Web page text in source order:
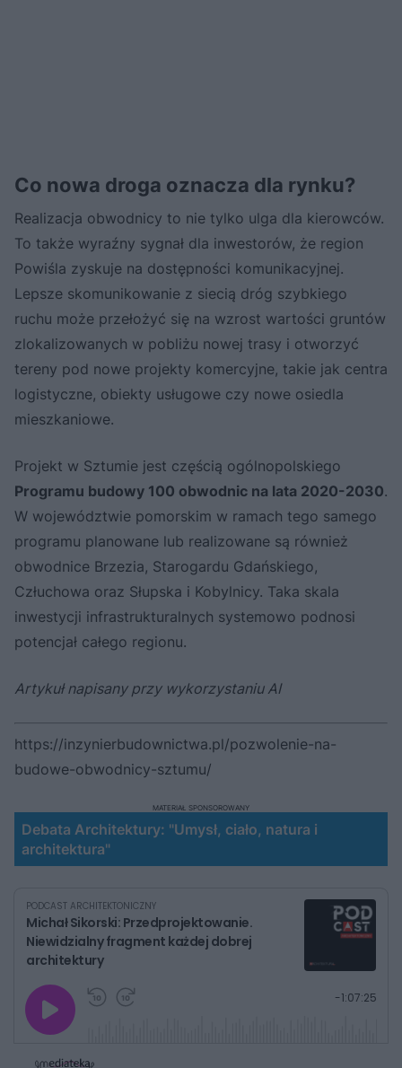
Co nowa droga oznacza dla rynku?
Realizacja obwodnicy to nie tylko ulga dla kierowców.
To także wyraźny sygnał dla inwestorów, że region
Powiśla zyskuje na dostępności komunikacyjnej.
Lepsze skomunikowanie z siecią dróg szybkiego
ruchu może przełożyć się na wzrost wartości gruntów
zlokalizowanych w pobliżu nowej trasy i otworzyć
tereny pod nowe projekty komercyjne, takie jak centra
logistyczne, obiekty usługowe czy nowe osiedla
mieszkaniowe.
Projekt w Sztumie jest częścią ogólnopolskiego
Programu budowy 100 obwodnic na lata 2020-2030.
W województwie pomorskim w ramach tego samego
programu planowane lub realizowane są również
obwodnice Brzezia, Starogardu Gdańskiego,
Człuchowa oraz Słupska i Kobylnicy. Taka skala
inwestycji infrastrukturalnych systemowo podnosi
potencjał całego regionu.
Artykuł napisany przy wykorzystaniu AI
https://inzynierbudownictwa.pl/pozwolenie-na-
budowe-obwodnicy-sztumu/
Debata Architektury: "Umysł, ciało, natura i
architektura"
MATERIAŁ SPONSOROWANY
PODCAST ARCHITEKTONICZNY
Michał Sikorski: Przedprojektowanie.
Niewidzialny fragment każdej dobrej
architektury
P
-1:07:25